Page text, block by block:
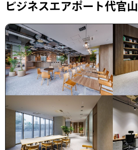
ビジネスエアポート代官山